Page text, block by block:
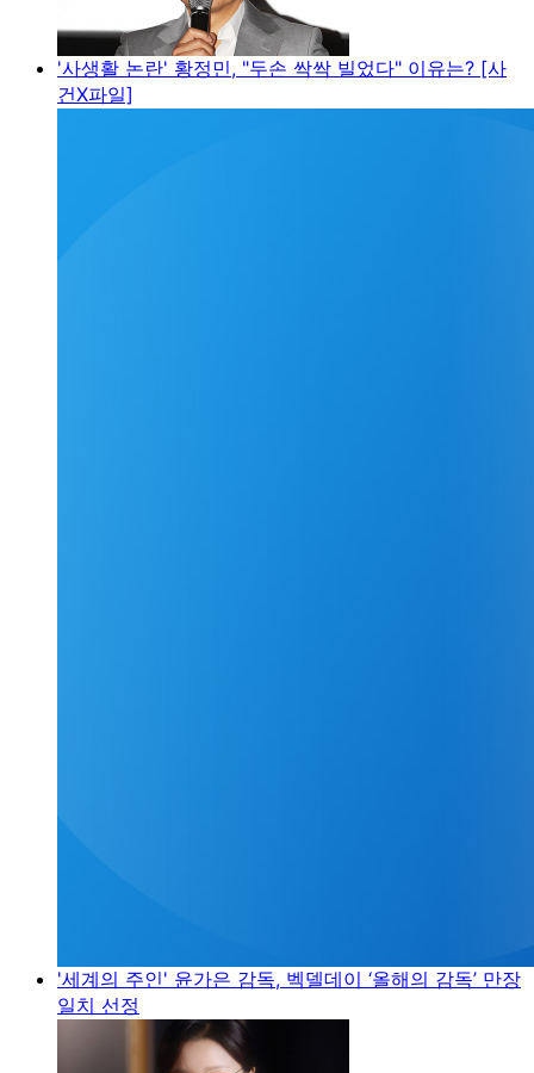
'사생활 논란' 황정민, "두손 싹싹 빌었다" 이유는? [사
건X파일]
'세계의 주인' 윤가은 감독, 벡델데이 ‘올해의 감독’ 만장
일치 선정